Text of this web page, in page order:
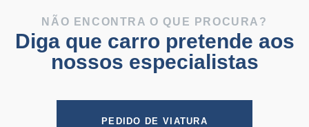
NÃO ENCONTRA O QUE PROCURA?
Diga que carro pretende aos
nossos especialistas
PEDIDO DE VIATURA